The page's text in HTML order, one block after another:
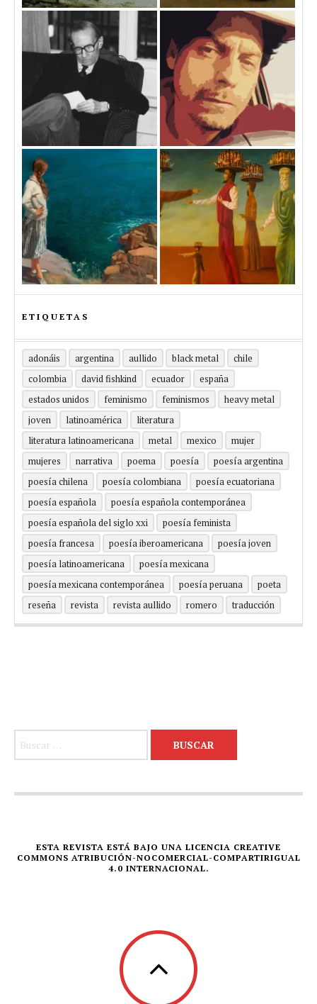
ETIQUETAS
adonáis argentina aullido black metal
chile
colombia
david fishkind ecuador
españa
estados unidos
feminismo feminismos
heavy metal
joven
latinoamérica
literatura
literatura latinoamericana
metal mexico
mujer
mujeres
narrativa poema poesía
poesía argentina
poesía chilena
poesía colombiana
poesía ecuatoriana
poesía española
poesía española contemporánea
poesía española del siglo xxi
poesía feminista
poesía francesa
poesía iberoamericana
poesía joven
poesía latinoamericana
poesía mexicana
poesía mexicana contemporánea
poesía peruana
poeta
reseña
revista revista aullido romero traducción
ESTA REVISTA ESTÁ BAJO UNA LICENCIA CREATIVE
COMMONS ATRIBUCIÓN-NOCOMERCIAL-COMPARTIRIGUAL
4.0 INTERNACIONAL.